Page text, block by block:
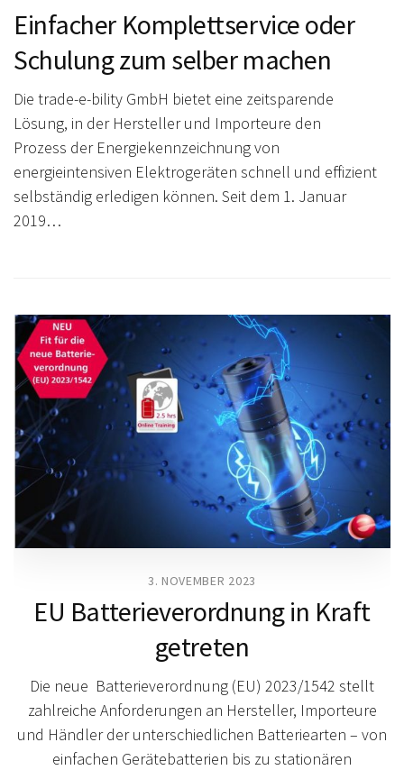
Einfacher Komplettservice oder
Schulung zum selber machen
Die trade-e-bility GmbH bietet eine zeitsparende
Lösung, in der Hersteller und Importeure den
Prozess der Energiekennzeichnung von
energieintensiven Elektrogeräten schnell und effizient
selbständig erledigen können. Seit dem 1. Januar
2019…
3. NOVEMBER 2023
EU Batterieverordnung in Kraft
getreten
Die neue Batterieverordnung (EU) 2023/1542 stellt
zahlreiche Anforderungen an Hersteller, Importeure
und Händler der unterschiedlichen Batteriearten – von
einfachen Gerätebatterien bis zu stationären